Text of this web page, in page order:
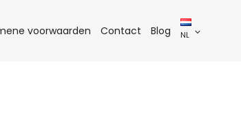
voorwaarden Contact Blog NL